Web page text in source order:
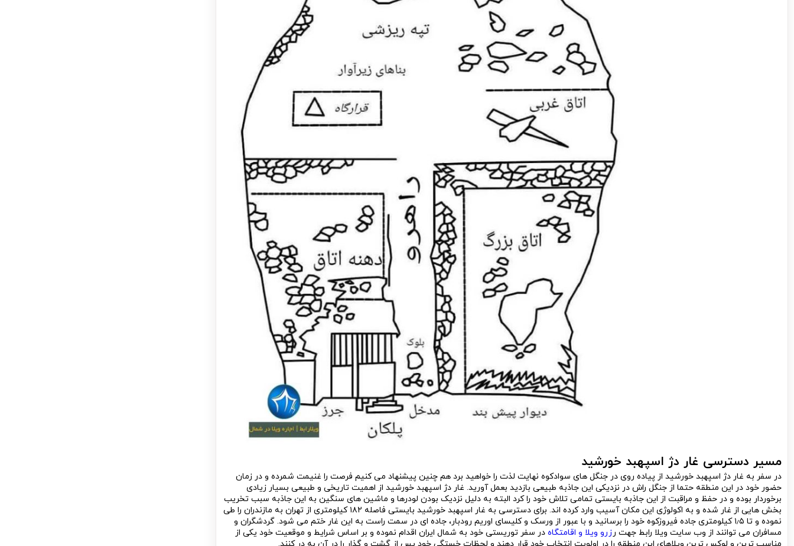
مسیر دسترسی غار دژ اسپهبد خورشید
در سفر به غار دژ اسپهبد خورشید از پیاده روی در جنگل های سوادکوه نهایت لذت را خواهید برد هم چنین پیشنهاد می کنیم فرصت را غنیمت شمرده و در زمان
حضور خود در این منطقه حتما از جنگل راش در نزدیکی این جاذبه طبیعی بازدید بعمل آورید. غار دژ اسپهبد خورشید از اهمیت تاریخی و طبیعی بسیار زیادی
برخوردار بوده و در حفظ و مراقبت از این جاذبه بایستی تمامی تلاش خود را کرد البته به دلیل نزدیک بودن لودرها و ماشین های سنگین به این جاذبه سبب تخریب
بخش هایی از غار شده و به اکولوژی این مکان آسیب وارد کرده اند. برای دسترسی به غار اسپهبد خورشید بایستی فاصله ۱۸۲ کیلومتری از تهران به مازندران را طی
نموده و تا ۱٫۵ کیلومتری جاده فیروزکوه خود را برسانید و با عبور از ورسک و کلیسای اوریم رودبار، جاده ای در سمت راست به این غار ختم می شود. گردشگران و
مسافران می توانند از وب سایت ویلا رابط جهت ر زرو ویلا و اقامتگاه در سفر توریستی خود به شمال ایران اقدام نموده و بر اساس شرایط و موقعیت خود یکی از
مناسب ترین و لوکس ترین ویلاهای این منطقه را در اولویت انتخاب خود قرار دهند و لحظات خستگی خود پس از گشت و گذار را در آن به در کنند.